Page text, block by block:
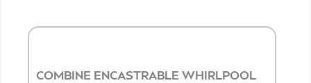
COMBINE ENCASTRABLE WHIRLPOOL